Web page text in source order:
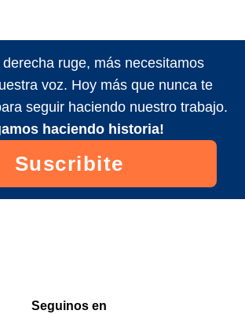
ruge, más necesitamos
voz. Hoy más que nunca te
seguir haciendo nuestro trabajo.
haciendo historia!
Suscribite
Seguinos en